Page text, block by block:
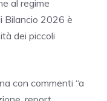
al regime
Bilancio 2026 è
dei piccoli
con commenti “a